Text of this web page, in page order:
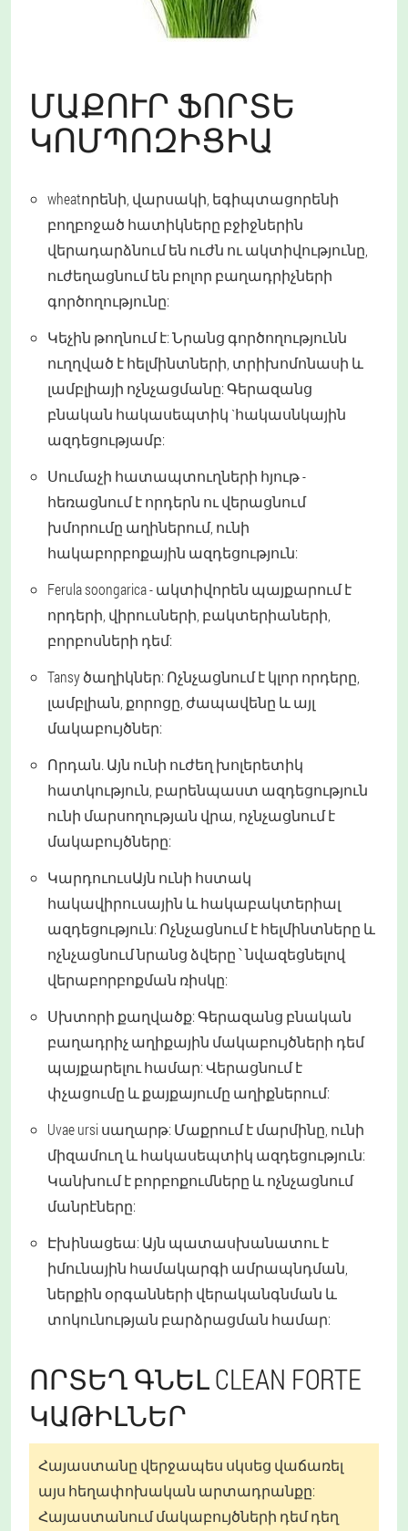
ՄԱՔՈՒՐ ՖՈՐՏԵ
ԿՈՄՊՈԶԻՑԻԱ
wheatորենի, վարսակի, եգիպտացորենի
բողբոջած հատիկները բջիջներին
վերադարձնում են ուժն ու ակտիվությունը,
ուժեղացնում են բոլոր բաղադրիչների
գործողությունը:
Կեչին թողնում է: Նրանց գործողությունն
ուղղված է հելմինտների, տրիխոմոնասի և
լամբլիայի ոչնչացմանը: Գերազանց
բնական հակասեպտիկ `հակասնկային
ազդեցությամբ:
Սումաչի հատապտուղների հյութ -
հեռացնում է որդերն ու վերացնում
խմորումը աղիներում, ունի
հակաբորբոքային ազդեցություն:
Ferula soongarica - ակտիվորեն պայքարում է
որդերի, վիրուսների, բակտերիաների,
բորբոսների դեմ:
Tansy ծաղիկներ: Ոչնչացնում է կլոր որդերը,
լամբլիան, քորոցը, ժապավենը և այլ
մակաբույծներ:
Որդան. Այն ունի ուժեղ խոլերետիկ
հատկություն, բարենպաստ ազդեցություն
ունի մարսողության վրա, ոչնչացնում է
մակաբույծները:
ԿարդուուսԱյն ունի հստակ
հակավիրուսային և հակաբակտերիալ
ազդեցություն: Ոչնչացնում է հելմինտները և
ոչնչացնում նրանց ձվերը ՝ նվազեցնելով
վերաբորբոքման ռիսկը:
Սխտորի քաղվածք: Գերազանց բնական
բաղադրիչ աղիքային մակաբույծների դեմ
պայքարելու համար: Վերացնում է
փչացումը և քայքայումը աղիքներում:
Uvae ursi սաղարթ: Մաքրում է մարմինը, ունի
միզամուղ և հակասեպտիկ ազդեցություն:
Կանխում է բորբոքումները և ոչնչացնում
մանրէները:
Էխինացեա: Այն պատասխանատու է
իմունային համակարգի ամրապնդման,
ներքին օրգանների վերականգնման և
տոկունության բարձրացման համար:
ՈՐՏԵՂ ԳՆԵԼ CLEAN FORTE
ԿԱԹԻԼՆԵՐ
Հայաստանը վերջապես սկսեց վաճառել
այս հեղափոխական արտադրանքը:
Հայաստանում մակաբույծների դեմ դեղ